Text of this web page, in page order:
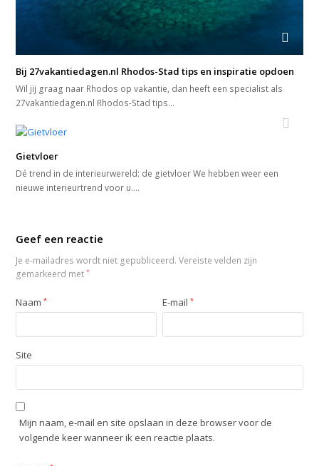
Bij 27vakantiedagen.nl Rhodos-Stad tips en inspiratie opdoen
Wil jij graag naar Rhodos op vakantie, dan heeft een specialist als
27vakantiedagen.nl Rhodos-Stad tips…
Gietvloer
Dé trend in de interieurwereld: de gietvloer We hebben weer een
nieuwe interieurtrend voor u.…
Geef een reactie
Je e-mailadres wordt niet gepubliceerd. Vereiste velden zijn
gemarkeerd met*
Naam* E-mail*
Site
Mijn naam, e-mail en site opslaan in deze browser voor de
volgende keer wanneer ik een reactie plaats.